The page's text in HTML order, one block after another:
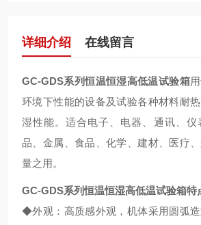
详细介绍 在线留言
GC-GDS系列恒温恒湿高低温试验箱
环境下性能的设备及试验各种材料耐
湿性能。适合电子、电器、通讯、仪
品、金属、食品、化学、建材、医疗
量之用。
GC-GDS系列恒温恒湿高低温试验箱特
◆外观：高质感外观，机体采用圆弧